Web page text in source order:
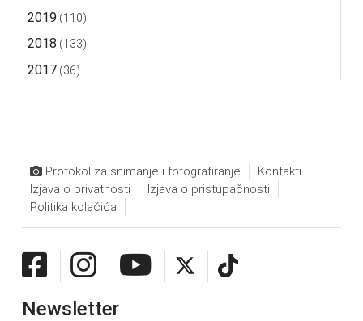
2019 (110)
2018 (133)
2017(36)
Protokol za snimanje i fotografiranje
Kontakti
Izjava o privatnosti
Izjava o pristupačnosti
Politika kolačića
Newsletter